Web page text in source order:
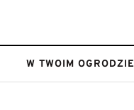
W TWOIM OGRODZIE